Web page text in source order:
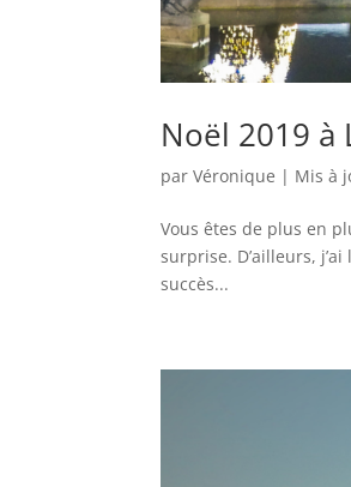
Noël 2019 à
parVéronique | Mis à
Vous êtes de plus en
surprise. D’ailleurs,
succès...